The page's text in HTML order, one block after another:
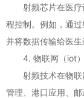
射频芯片在医疗
程控制。例如，通
并将数据传输给医生
4. 物联网（iot）
射频技术在物联
管理、港口应用、邮